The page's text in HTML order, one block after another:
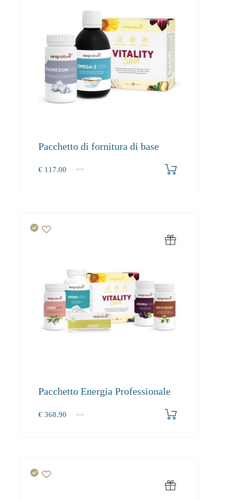
Pacchetto di fornitura di base
€ 117.00
1+
Pacchetto Energia Professionale
€ 368.90
1+